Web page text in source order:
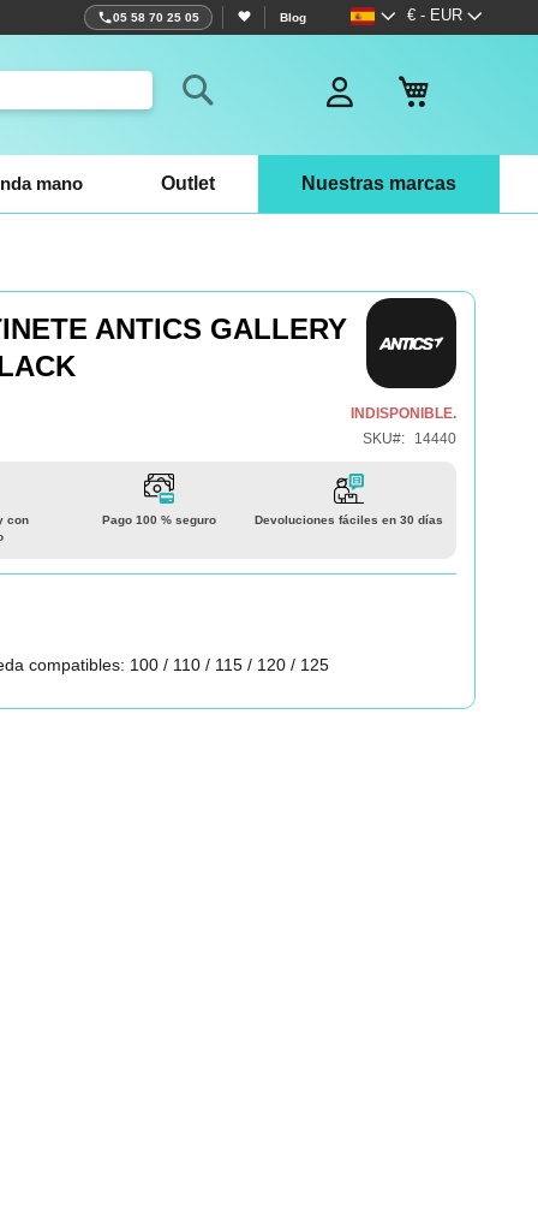
Moneda
€ - EUR
Lenguaje
05 58 70 25 05 Blog
mano Outlet Nuestras marcas
ANTICS GALLERY
INDISPONIBLE.
SKU
14440
con
Pago 100 % seguro Devoluciones fáciles en 30 días
compatibles: 100 / 110 / 115 / 120 / 125